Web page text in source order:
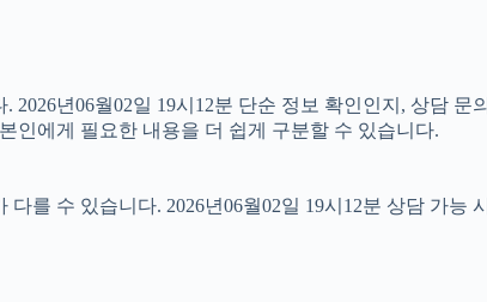
년06월02일 19시12분 단순 정보 확인인지, 상담
인에게 필요한 내용을 더 쉽게 구분할 수 있습니다.
를 수 있습니다. 2026년06월02일 19시12분 상담 가능